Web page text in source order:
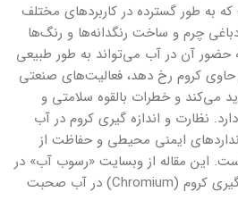
به طور گسترده در کاربردهای مختلف
چرم و ساخت رنگدانه‌ها و رنگ‌ها
حضور آن در آب می‌تواند به طور طبیعی
کروم رخ دهد، فعالیت‌های صنعتی
می‌کند و خطرات بالقوه سلامتی و
نظارت و اندازه گیری کروم در آب
ایمنی محیطی و حفاظت از
این مقاله از وبسایت «رسوب آب» در
مورد اهمیت و روش اندازه گیری کروم (Chromium) در آب صحبت